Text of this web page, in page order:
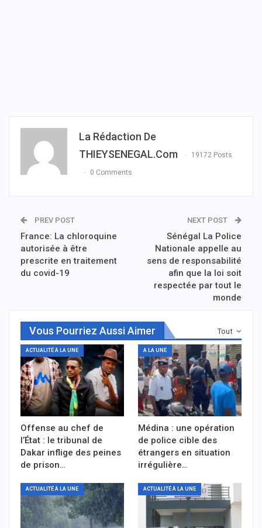
La Rédaction De
THIEYSENEGAL.com
19172 Posts
0 Comments
PREV POST
France: La chloroquine
autorisée à être
prescrite en traitement
du covid-19
NEXT POST
Sénégal La Police
Nationale appelle au
sens de responsabilité
afin que la loi soit
respectée par tout le
monde
Tout
Vous Pourriez Aussi Aimer
ACTUALITÉ À LA UNE
Offense au chef de
l’État : le tribunal de
Dakar inflige des peines
de prison…
A LA UNE
Médina : une opération
de police cible des
étrangers en situation
irrégulière…
ACTUALITÉ À LA UNE ACTUALITÉ À LA UNE